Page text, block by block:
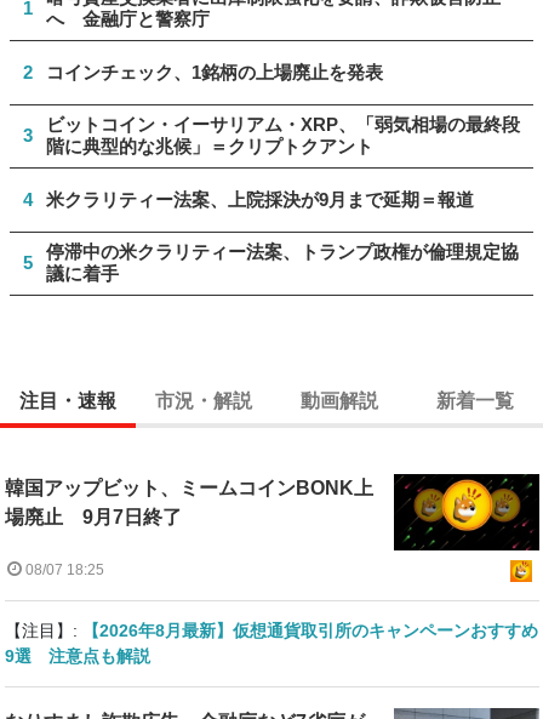
1
へ 金融庁と警察庁
2 コインチェック、1銘柄の上場廃止を発表
3
ビットコイン・イーサリアム・XRP、「弱気相場の最終段
階に典型的な兆候」＝クリプトクアント
4 米クラリティー法案、上院採決が9月まで延期＝報道
5
停滞中の米クラリティー法案、トランプ政権が倫理規定協
議に着手
注目・速報 市況・解説 動画解説 新着一覧
韓国アップビット、ミームコインBONK上
場廃止 9月7日終了
08/07 18:25
【注目】:
【2026年8月最新】仮想通貨取引所のキャンペーンおすすめ
9選 注意点も解説